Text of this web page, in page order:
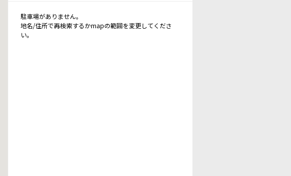
駐車場がありません。
地名/住所で再検索するかmapの範囲を変更してくださ
い。